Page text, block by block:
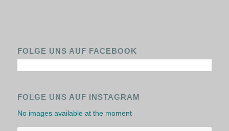
FOLGE UNS AUF FACEBOOK
FOLGE UNS AUF INSTAGRAM
No images available at the moment